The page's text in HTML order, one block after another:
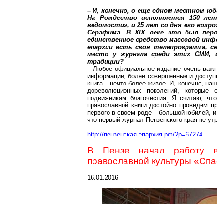
– И, конечно, о еще одном местном
На Рождество исполняется 150 лет
ведомости», и 25 лет со дня его
Серафима. В XIX веке это был
единственное средство массовой
епархии есть своя телепрограмма,
место у журнала среди этих СМИ,
традиции?
– Любое официальное издание очень
информации, более совершенные и
книга – нечто более живое. И, конечно,
дореволюционных поколений, которые
подвижникам благочестия. Я считаю,
православной книги достойно проведем
первого в своем роде – большой юбилей,
что первый журнал Пензенского края не
http://пензенская-епархия.рф/?p=67274
В Пензе начал работу
православной культуры
16.01.2016